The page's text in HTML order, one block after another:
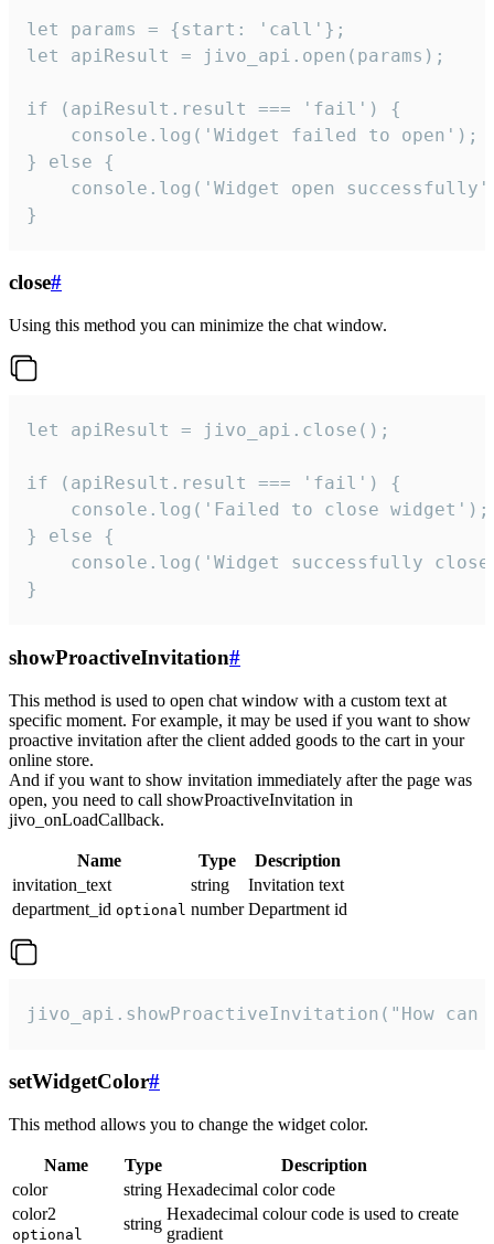
let params = {start: 'call'};
let apiResult = jivo_api.open(params);
if (apiResult.result === 'fail') {
    console.log('Widget failed to open');
} else {
console.log('Widget open
}
close#
Using this method you can minimize the chat window.
let apiResult = jivo_api.close();
if (apiResult.result === 'fail') {
    console.log('Failed to close widget');
} else {
console.log('Widget successfully
}
showProactiveInvitation#
This method is used to open chat window with a custom text at
specific moment. For example, it may be used if you want to show
proactive invitation after the client added goods to the cart in your
online store.
And if you want to show invitation immediately after the page was
open, you need to call showProactiveInvitation in
jivo_onLoadCallback.
Name Type
Description
invitation_text
string
Invitation text
department_id optional number Department id
jivo_api.showProactiveInvitation("How
setWidgetColor#
This method allows you to change the widget color.
Name Type
Description
color
string Hexadecimal color code
color2
optional
string
Hexadecimal colour code is used to create
gradient